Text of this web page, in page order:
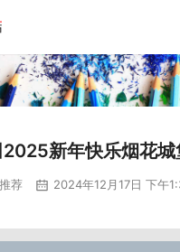
新年快乐烟花
荐 2024年12月17日 下午